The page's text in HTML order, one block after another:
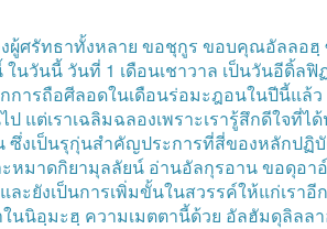
รัทธาทั้งหลาย ขอชุกูร ขอบคุณอัลลอฮฺ
ในวันนี้ วันที่ 1 เดือนเชาวาล เป็นวันอีดิ้ลฟิ
การถือศีลอดในเดือนร่อมะฎอนในปีนี้แล้ว
ป แต่เราเฉลิมฉลองเพราะเรารู้สึกดีใจที่
ซึ่งเป็นรุกุ่นสำคัญประการที่สี่ของหลักปฏิ
หมาดกิยามุลลัยน์ อ่านอัลกุรอานขอดุอาอ์
และยังเป็นการเพิ่มขั้นในสวรรค์ให้แก่เราอี
นนิอฺมะฮฺ ความเมตตานี้ด้วย อัลฮัมดุลิลล